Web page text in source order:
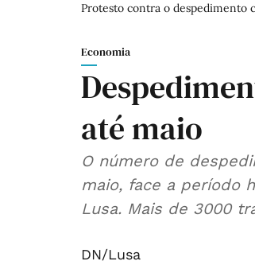
Protesto contra o despedimento
Economia
até maio
O número de
maio, face a período
Lusa. Mais de 3000
DN/Lusa